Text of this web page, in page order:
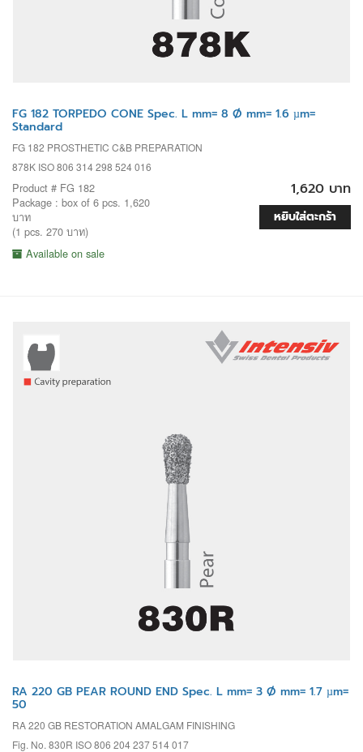
FG 182 TORPEDO CONE Spec. L mm= 8 Ø mm= 1.6 µm=
Standard
FG 182 PROSTHETIC C&B PREPARATION
878K ISO 806 314 298 524 016
Product # FG 182
Package : box of 6 pcs. 1,620
บาท
(1 pcs. 270 บาท)
Available on sale
1,620 บาท
หยิบใส่ตะกร้า
RA 220 GB PEAR ROUND END Spec. L mm= 3 Ø mm= 1.7 µm=
50
RA 220 GB RESTORATION AMALGAM FINISHING
Fig. No. 830R ISO 806 204 237 514 017